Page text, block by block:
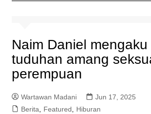
Naim Daniel
tuduhan amang
perempuan
Wartawan Madani
Jun 17, 2025
Berita, Featured, Hiburan